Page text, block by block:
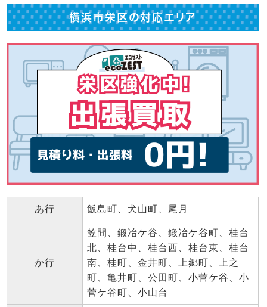
横浜市栄区の対応エリア
あ行 飯島町、犬山町、尾月
か行
笠間、鍛冶ケ谷、鍛冶ケ谷町、桂台
北、桂台中、桂台西、桂台東、桂台
南、桂町、金井町、上郷町、上之
町、亀井町、公田町、小菅ケ谷、小
菅ケ谷町、小山台